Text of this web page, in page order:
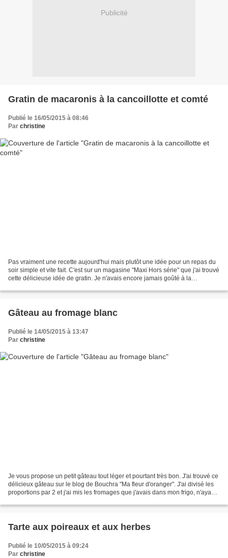
Publicité
Gratin de macaronis à la cancoillotte et comté
Publié le 16/05/2015 à 08:46
Par christine
Pas vraiment une recette aujourd'hui mais plutôt une idée pour un repas du
soir simple et vite fait. C'est sur un magasine "Maxi Hors série" que j'ai trouvé
cette délicieuse idée de gratin. Je n'avais encore jamais goûté à la
Gâteau au fromage blanc
Publié le 14/05/2015 à 13:47
Par christine
Je vous propose un petit gâteau tout léger et pourtant très bon. J'ai trouvé ce
délicieux gâteau sur le blog de Bouchra "Ma fleur d'oranger". J'ai divisé les
proportions par 2 et j'ai mis les fromages que j'avais dans mon frigo, n'ayant
Tarte aux poireaux et aux herbes
Publié le 10/05/2015 à 09:24
Par christine